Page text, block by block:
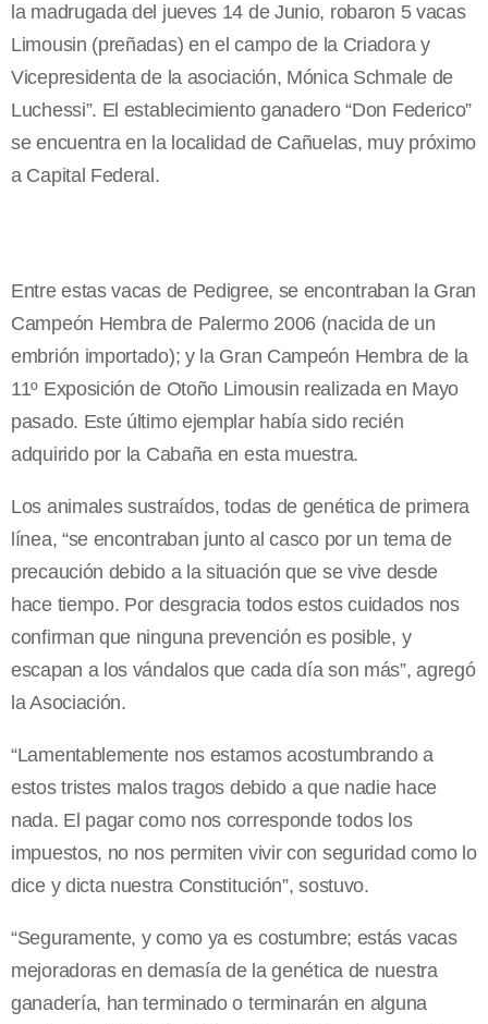
la madrugada del jueves 14 de Junio, robaron 5 vacas
Limousin (preñadas) en el campo de la Criadora y
Vicepresidenta de la asociación, Mónica Schmale de
Luchessi”. El establecimiento ganadero “Don Federico”
se encuentra en la localidad de Cañuelas, muy próximo
a Capital Federal.
Entre estas vacas de Pedigree, se encontraban la Gran
Campeón Hembra de Palermo 2006 (nacida de un
embrión importado); y la Gran Campeón Hembra de la
11º Exposición de Otoño Limousin realizada en Mayo
pasado. Este último ejemplar había sido recién
adquirido por la Cabaña en esta muestra.
Los animales sustraídos, todas de genética de primera
línea, “se encontraban junto al casco por un tema de
precaución debido a la situación que se vive desde
hace tiempo. Por desgracia todos estos cuidados nos
confirman que ninguna prevención es posible, y
escapan a los vándalos que cada día son más”, agregó
la Asociación.
“Lamentablemente nos estamos acostumbrando a
estos tristes malos tragos debido a que nadie hace
nada. El pagar como nos corresponde todos los
impuestos, no nos permiten vivir con seguridad como lo
dice y dicta nuestra Constitución”, sostuvo.
“Seguramente, y como ya es costumbre; estás vacas
mejoradoras en demasía de la genética de nuestra
ganadería, han terminado o terminarán en alguna